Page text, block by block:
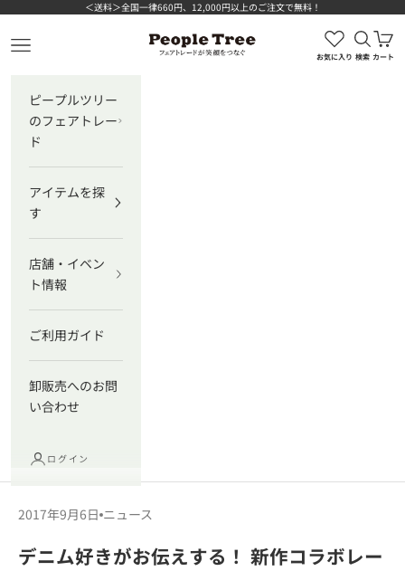
コンテンツへスキップ＜送料＞全国一律660円、12,000円以上のご注文で無料！
ピープルツリー公式オンラインショップ
メニューを開く
お気に入り
検索を
検索
カ
カート
ピープルツリー
のフェアトレー
ド
アイテムを探
す
店舗・イベン
ト情報
ご利用ガイド
卸販売へのお問
い合わせ
ログイン
2017年9月6日 ニュース
デニム好きがお伝えする！ 新作コラボレー